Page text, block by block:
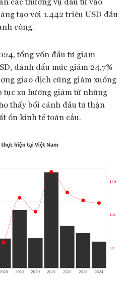
tạo với 1.442 triệu USD đầu
công.
tổng vốn đầu tư giảm
đánh dấu mức giảm 24,7%
giao dịch cũng giảm xuống
tục xu hướng giảm từ những
thấy bối cảnh đầu tư thận
ổn kinh tế toàn cầu.